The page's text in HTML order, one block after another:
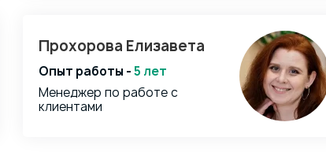
Прохорова Елизавета
Опыт работы -5 лет
Менеджер по работе с
клиентами